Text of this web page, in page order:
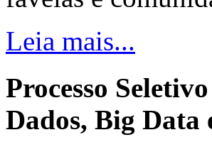
Leia mais...
Processo
Dados, Big